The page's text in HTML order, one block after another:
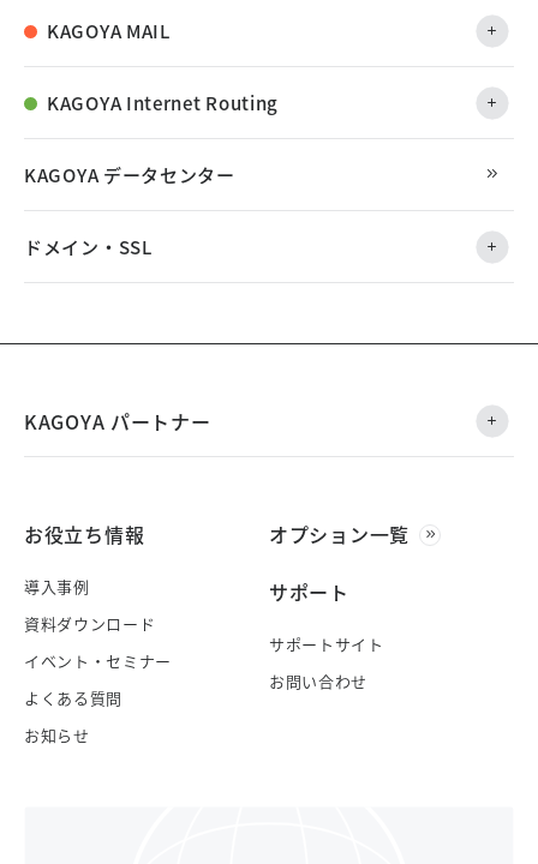
KAGOYA MAIL
KAGOYA Internet Routing
KAGOYA データセンター
ドメイン・SSL
KAGOYA パートナー
お役立ち情報
導入事例
資料ダウンロード
イベント・セミナー
よくある質問
お知らせ
オプション一覧
サポート
サポートサイト
お問い合わせ